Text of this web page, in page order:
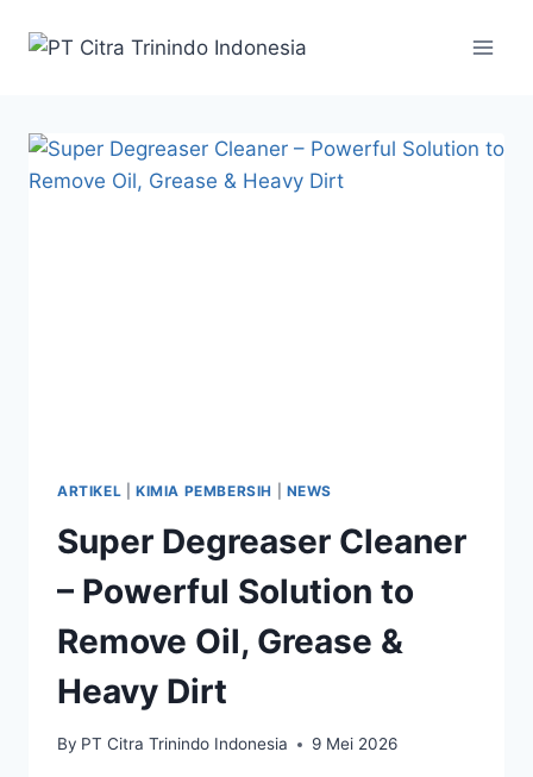
ARTIKEL KIMIA PEMBERSIH NEWS
Super Degreaser Cleaner
– Powerful Solution to
Remove Oil, Grease &
Heavy Dirt
By PT Citra Trinindo Indonesia 9 Mei 2026